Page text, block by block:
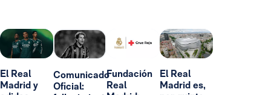
El Real
Madrid y
Comunicado
Oficial:
Fundación
Real
El Real
Madrid es,